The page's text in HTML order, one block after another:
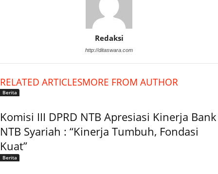
Redaksi
http://ditaswara.com
RELATED ARTICLESMORE FROM AUTHOR
Berita
Komisi III DPRD NTB Apresiasi Kinerja Bank
NTB Syariah : “Kinerja Tumbuh, Fondasi
Kuat”
Berita